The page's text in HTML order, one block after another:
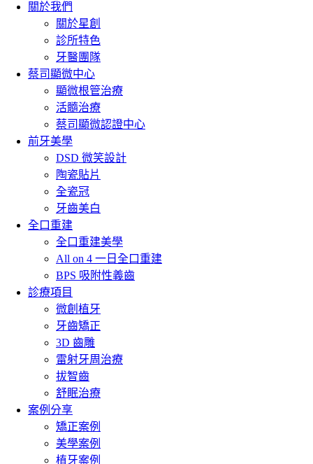
關於我們
關於星創
診所特色
牙醫團隊
蔡司顯微中心
顯微根管治療
活髓治療
蔡司顯微認證中心
前牙美學
DSD 微笑設計
陶瓷貼片
全瓷冠
牙齒美白
全口重建
全口重建美學
All on 4 一日全口重建
BPS 吸附性義齒
診療項目
微創植牙
牙齒矯正
3D 齒雕
雷射牙周治療
拔智齒
舒眠治療
案例分享
矯正案例
美學案例
植牙案例